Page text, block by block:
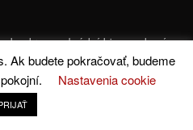
ochrany osobných údajov a zmluvné
Theme
Ak budete pokračovať, budeme
Nastavenia cookie